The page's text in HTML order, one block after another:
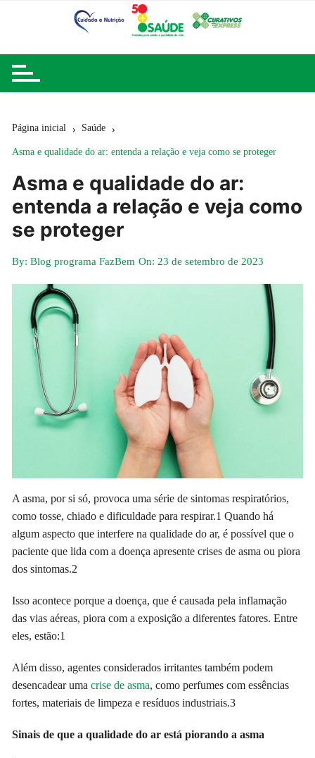
Página inicial Saúde
Asma e qualidade do ar: entenda a relação e veja como se proteger
Asma e qualidade do ar:
entenda a relação e veja como
se proteger
By: Blog programa FazBem On:23 de setembro de 2023
A asma, por si só, provoca uma série de sintomas respiratórios,
como tosse, chiado e dificuldade para respirar.1 Quando há
algum aspecto que interfere na qualidade do ar, é possível que o
paciente que lida com a doença apresente crises de asma ou piora
dos sintomas.2
Isso acontece porque a doença, que é causada pela inflamação
das vias aéreas,pioracom a exposição a diferentes fatores. Entre
eles, estão:1
Além disso, agentes considerados irritantes também podem
desencadear umacrise de asma, como perfumes com essências
fortes, materiais de limpeza e resíduos industriais.3
Sinais de que a qualidade do ar está piorando a asma